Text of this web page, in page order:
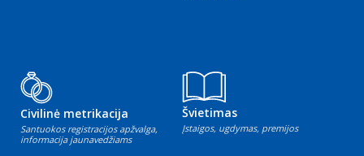
Civilinė metrikacija
Santuokos registracijos apžvalga,
informacija jaunavedžiams
Švietimas
Įstaigos, ugdymas, premijos